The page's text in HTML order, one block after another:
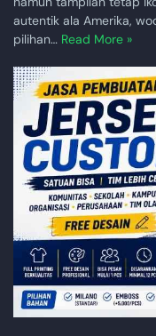
autentik ala Amerika,
pilihan… Read More »